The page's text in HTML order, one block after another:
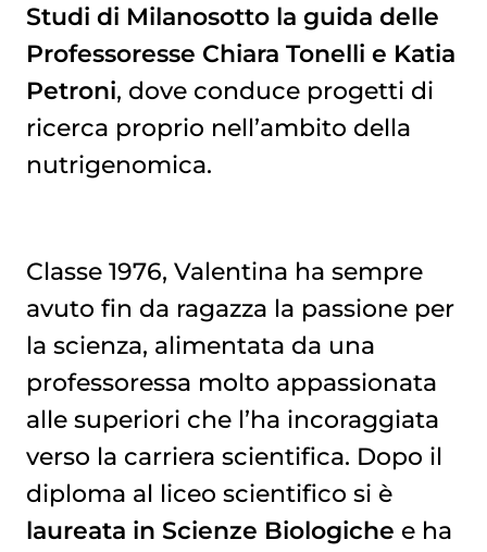
Studi di Milanosotto la guida delle
Professoresse Chiara Tonelli e Katia
Petroni, dove conduce progetti di
ricerca proprio nell’ambito della
nutrigenomica.
Classe 1976, Valentina ha sempre
avuto fin da ragazza la passione per
la scienza, alimentata da una
professoressa molto appassionata
alle superiori che l’ha incoraggiata
verso la carriera scientifica. Dopo il
diploma al liceo scientifico si è
laureata in Scienze Biologiche e ha